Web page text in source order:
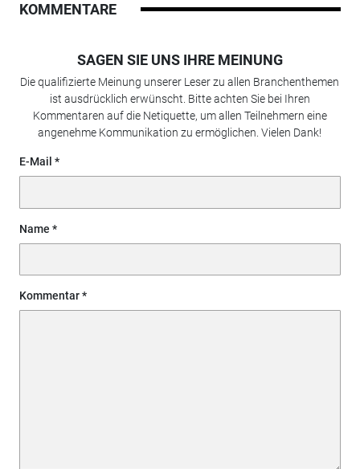
KOMMENTARE
SAGEN SIE UNS IHRE MEINUNG
Die qualifizierte Meinung unserer Leser zu allen Branchenthemen
ist ausdrücklich erwünscht. Bitte achten Sie bei Ihren
Kommentaren auf die Netiquette, um allen Teilnehmern eine
angenehme Kommunikation zu ermöglichen. Vielen Dank!
E-Mail
Name
Kommentar